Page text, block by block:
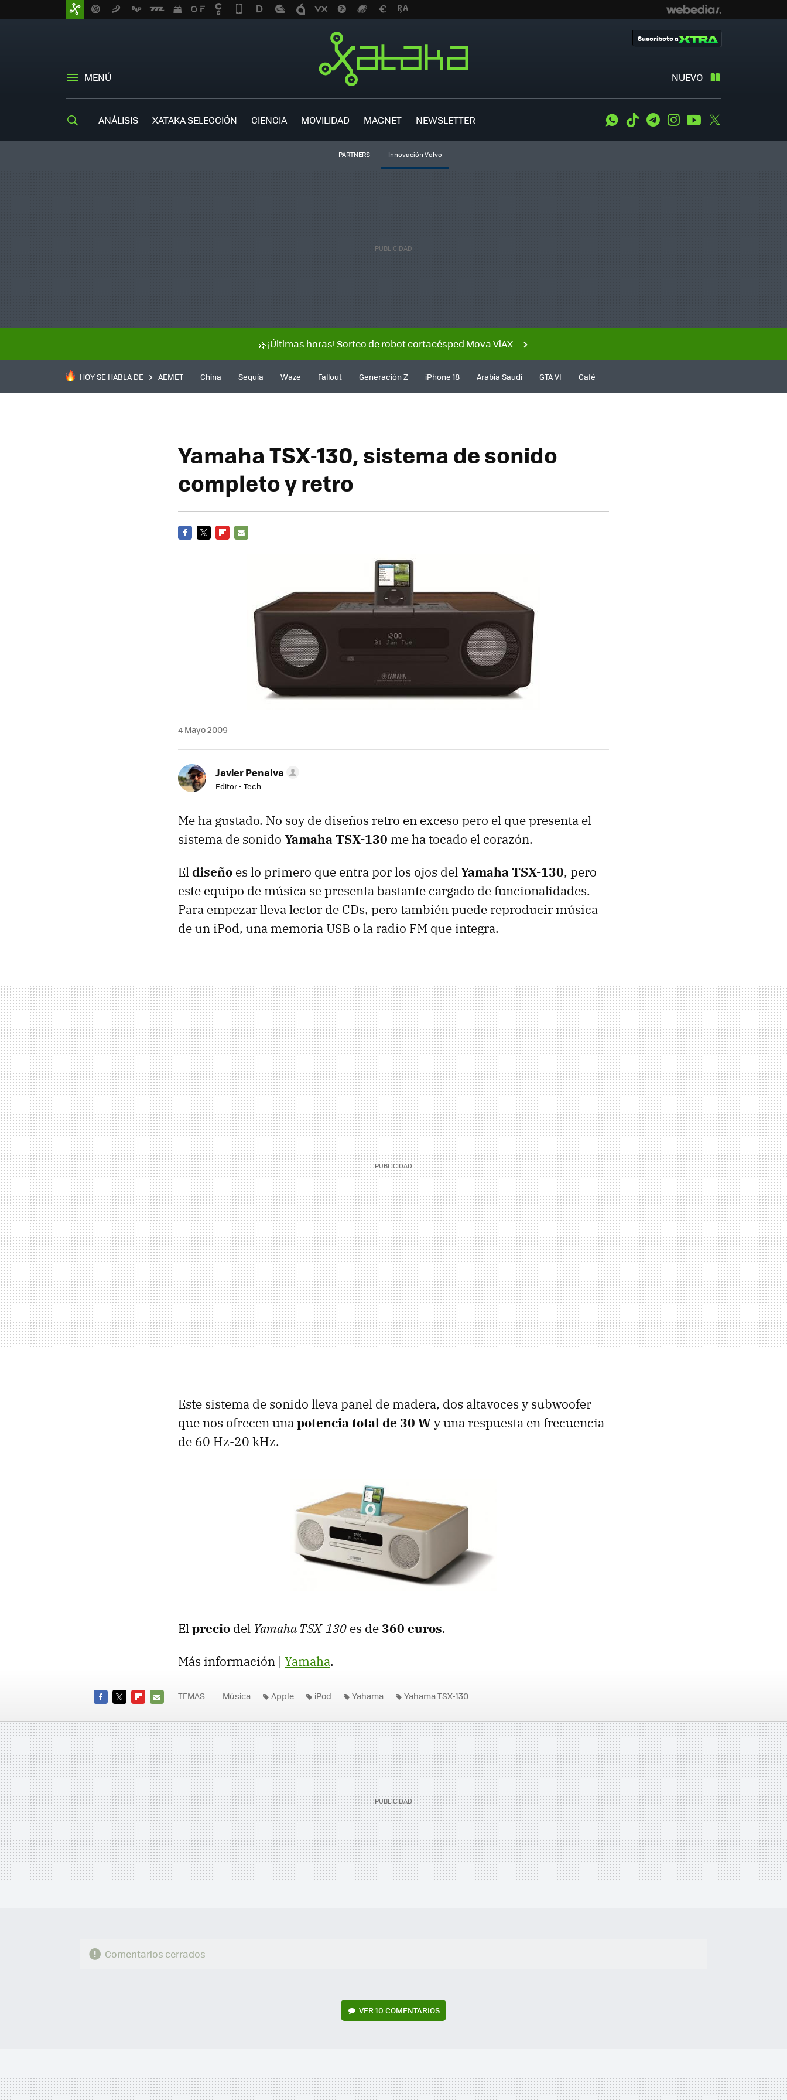
MENÚ NUEVO
Suscríbete a
ANÁLISIS XATAKA SELECCIÓN CIENCIA MOVILIDAD MAGNET NEWSLETTER WhatsApp
Tiktok TelegramInstagramYoutube
PARTNERS Innovación Volvo
🌿¡Últimas horas! Sorteo de robot cortacésped Mova ViAX
HOY SE HABLA DE AEMET China Sequía Waze Fallout Generación Z iPhone 18 Arabia Saudí GTA VI Café
Yamaha TSX-130, sistema de sonido
completo y retro
4 Mayo 2009
Javier Penalva
Editor - Tech
Me ha gustado. No soy de diseños retro en exceso pero el que presenta el
sistema de sonido Yamaha TSX-130 me ha tocado el corazón.
Eldiseño es lo primero que entra por los ojos delYamaha TSX-130, pero
este equipo de música se presenta bastante cargado de funcionalidades.
Para empezar lleva lector de CDs, pero también puede reproducir música
de un iPod, una memoria USB o la radio FM que integra.
Este sistema de sonido lleva panel de madera, dos altavoces y subwoofer
que nos ofrecen unapotencia total de 30 Wy una respuesta en frecuencia
de 60 Hz-20 kHz.
Elprecio del Yamaha TSX-130 es de 360 euros.
Más información | Yamaha.
MAIL
TEMAS Música Apple iPod Yahama Yahama TSX-130
Comentarios cerrados
VER 10 COMENTARIOS